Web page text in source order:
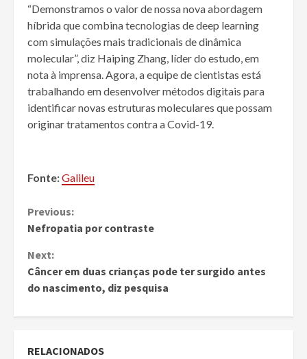
“Demonstramos o valor de nossa nova abordagem
híbrida que combina tecnologias de deep learning
com simulações mais tradicionais de dinâmica
molecular”, diz Haiping Zhang, líder do estudo, em
nota à imprensa. Agora, a equipe de cientistas está
trabalhando em desenvolver métodos digitais para
identificar novas estruturas moleculares que possam
originar tratamentos contra a Covid-19.
Fonte:Galileu
Continue
Reading
Previous:
Nefropatia por contraste
Next:
Câncer em duas crianças pode ter surgido antes
do nascimento, diz pesquisa
RELACIONADOS